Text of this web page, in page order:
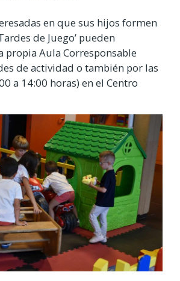
en que sus hijos formen
de Juego’ pueden
propia Aula Corresponsable
de actividad o también por las
a 14:00 horas) en el Centro